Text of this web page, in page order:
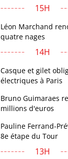
15H
Léon Marchand
quatre nages
14H
Casque et gilet
électriques à Paris
Bruno Guimaraes
millions d'euros
Pauline Ferrand-
8e étape du Tour
13H